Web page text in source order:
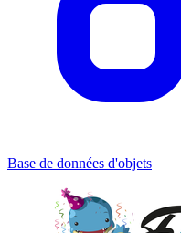
Base de données d'objets